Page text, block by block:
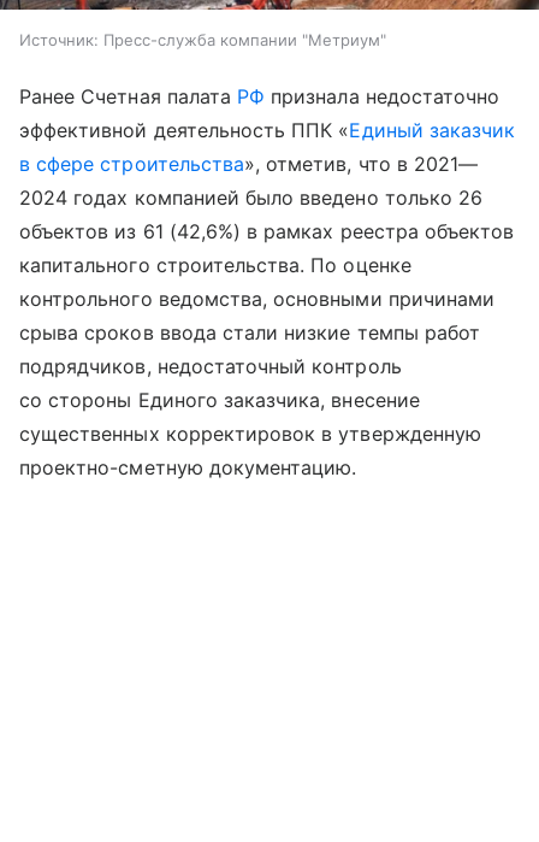
Источник: Пресс-служба компании "Метриум"
Ранее Счетная палата РФ признала недостаточно
эффективной деятельность ППК «Единый заказчик
в сфере строительства», отметив, что в 2021—
2024 годах компанией было введено только 26
объектов из 61 (42,6%) в рамках реестра объектов
капитального строительства. По оценке
контрольного ведомства, основными причинами
срыва сроков ввода стали низкие темпы работ
подрядчиков, недостаточный контроль
со стороны Единого заказчика, внесение
существенных корректировок в утвержденную
проектно-сметную документацию.